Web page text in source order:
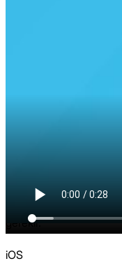
iOS
güncellemelerini
gerekir.